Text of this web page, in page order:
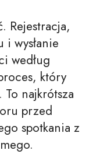
Rejestracja,
wysłanie
według
który
najkrótsza
przed
spotkania z